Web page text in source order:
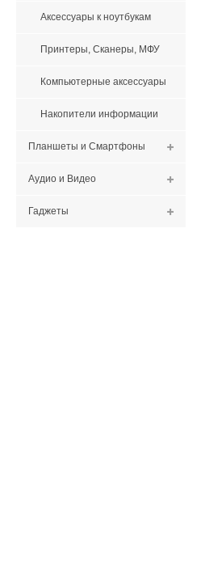
Аксессуары к ноутбукам
Принтеры, Сканеры, МФУ
Компьютерные аксессуары
Накопители информации
Планшеты и Смартфоны
Аудио и Видео
Гаджеты